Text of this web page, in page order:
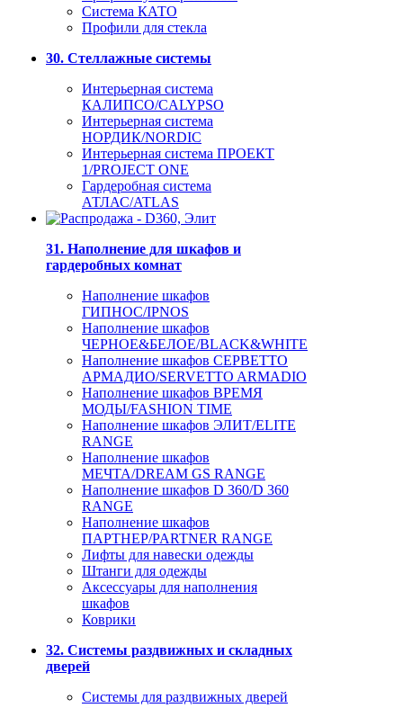
Система КАТО
Профили для стекла
30. Стеллажные системы
Интерьерная система
КАЛИПСО/CALYPSO
Интерьерная система
НОРДИК/NORDIC
Интерьерная система ПРОЕКТ
1/PROJECT ONE
Гардеробная система
АТЛАС/ATLAS
31. Наполнение для шкафов и
гардеробных комнат
Наполнение шкафов
ГИПНОС/IPNOS
Наполнение шкафов
ЧЕРНОЕ&БЕЛОЕ/BLACK&WHITE
Наполнение шкафов СЕРВЕТТО
АРМАДИО/SERVETTO ARMADIO
Наполнение шкафов ВРЕМЯ
МОДЫ/FASHION TIME
Наполнение шкафов ЭЛИТ/ELITE
RANGE
Наполнение шкафов
МЕЧТА/DREAM GS RANGE
Наполнение шкафов D 360/D 360
RANGE
Наполнение шкафов
ПАРТНЕР/PARTNER RANGE
Лифты для навески одежды
Штанги для одежды
Аксессуары для наполнения
шкафов
Коврики
32. Системы раздвижных и складных
дверей
Системы для раздвижных дверей